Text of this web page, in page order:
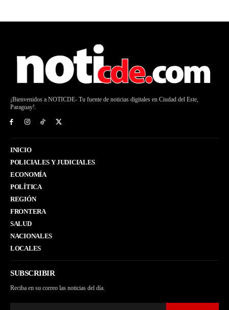
¡Bienvenidos a NOTICDE- Tu fuente de noticias digitales en Ciudad del Este,
Paraguay!.
INICIO
POLICIALES Y JUDICIALES
ECONOMÍA
POLÍTICA
REGIÓN
FRONTERA
SALUD
NACIONALES
LOCALES
SUBSCRIBIR
Reciba en su correo las noticias del día.